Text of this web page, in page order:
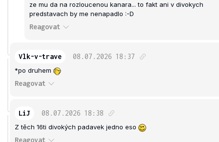
ze mu da na rozloucenou kanara... to fakt ani v divokych
predstavach by me nenapadlo :-D
Reagovat
Vlk-v-trave 08.07.2026 18:37
*po druhem
Reagovat
LiJ 08.07.2026 18:38
Z těch 16ti divokých padavek jedno eso
Reagovat